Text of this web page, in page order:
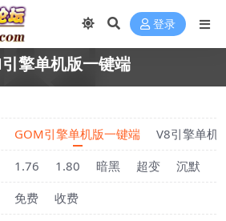
登录
擎单机版一键端
GOM引擎单机版一键端
V8引擎单机
1.76 1.80 暗黑 超变 沉默
免费
收费